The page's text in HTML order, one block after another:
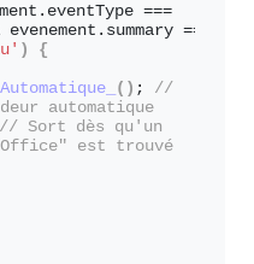
eventType
evenement. summary
) {
( ) ; //
automatique
// Sort dès qu'un
est trouvé